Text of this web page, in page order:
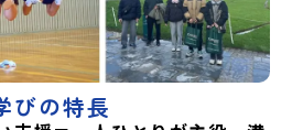
びの特長